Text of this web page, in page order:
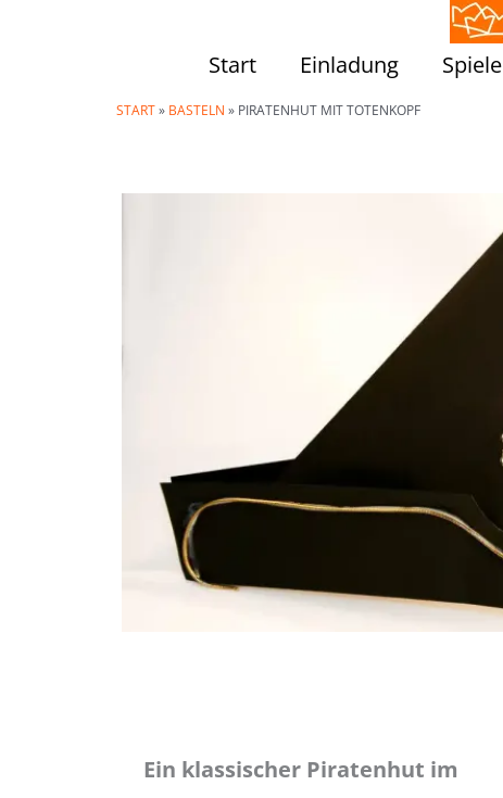
Start Einladung Spiele
START» BASTELN » PIRATENHUT MIT TOTENKOPF
Ein klassischer Piratenhut im